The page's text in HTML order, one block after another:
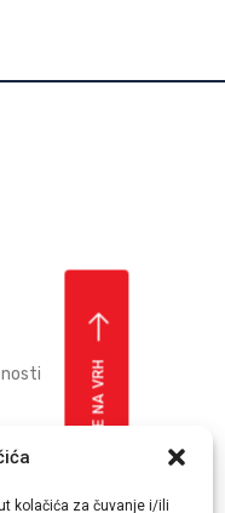
kolačića za čuvanje i/ili
VRATI SE NA VRH